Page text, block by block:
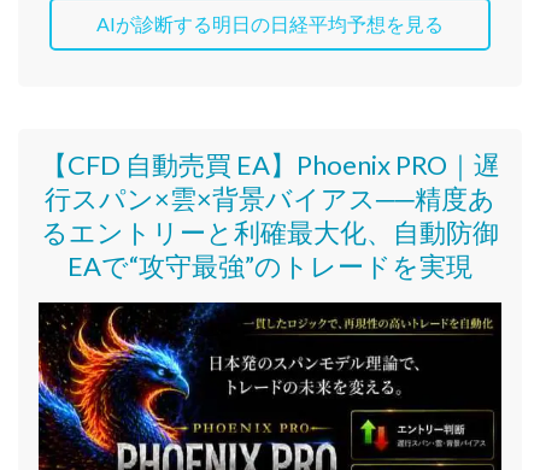
AIが診断する明日の日経平均予想を見る
【CFD 自動売買 EA】Phoenix PRO｜遅
行スパン×雲×背景バイアス──精度あ
るエントリーと利確最大化、自動防御
EAで“攻守最強”のトレードを実現